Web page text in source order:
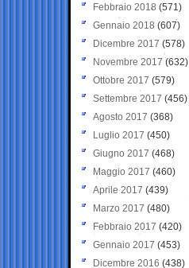
Febbraio 2018 (571)
Gennaio 2018 (607)
Dicembre 2017 (578)
Novembre 2017 (632)
Ottobre 2017 (579)
Settembre 2017 (456)
Agosto 2017 (368)
Luglio 2017 (450)
Giugno 2017 (468)
Maggio 2017 (460)
Aprile 2017 (439)
Marzo 2017 (480)
Febbraio 2017 (420)
Gennaio 2017 (453)
Dicembre 2016 (438)